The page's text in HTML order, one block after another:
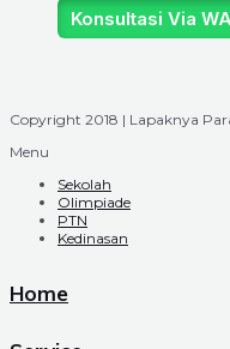
Konsultasi Via WA
Copyright 2018 | Lapaknya
Menu
Sekolah
Olimpiade
PTN
Kedinasan
Home